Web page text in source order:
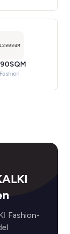
Fashion
Fashion-